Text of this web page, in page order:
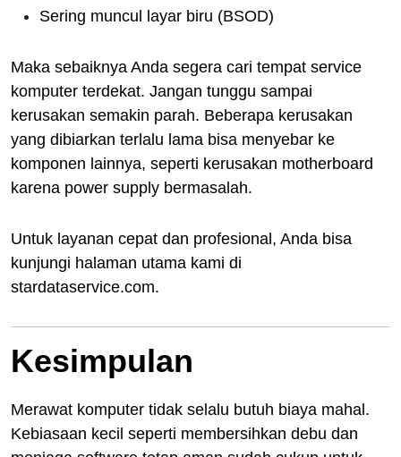
Sering muncul layar biru (BSOD)
Maka sebaiknya Anda segera cari tempat service
komputer terdekat. Jangan tunggu sampai
kerusakan semakin parah. Beberapa kerusakan
yang dibiarkan terlalu lama bisa menyebar ke
komponen lainnya, seperti kerusakan motherboard
karena power supply bermasalah.
Untuk layanan cepat dan profesional, Anda bisa
kunjungi halaman utama kami di
stardataservice.com.
Kesimpulan
Merawat komputer tidak selalu butuh biaya mahal.
Kebiasaan kecil seperti membersihkan debu dan